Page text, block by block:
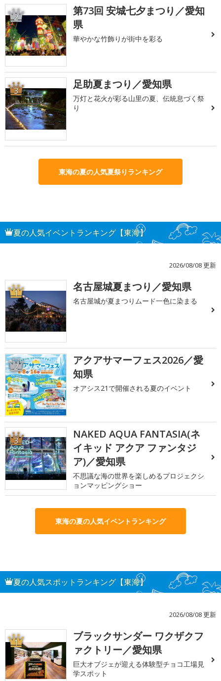
2
第73回 安城七夕まつり／愛知
県
華やかな竹飾りが街中を彩る
3 足助夏まつり／愛知県
万灯と花火が彩る山里の夏、伝統息づく祭
り
東海の夏の人気夏祭りランキング
夏の人気イベントランキング【東海】
2026/08/08 更新
1 名古屋城夏まつり／愛知県
名古屋城が夏まつりムード一色に染まる
2
アクアサマーフェス2026／愛
知県
オアシス21で開催される夏のイベント
3
NAKED AQUA FANTASIA(ネ
イキッド アクア ファンタジ
ア)／愛知県
不思議な海の世界を楽しめるプロジェクシ
ョンマッピングショー
東海の夏の人気イベントランキング
夏の人気スポットランキング【東海】
2026/08/08 更新
1
ブラックサンダー ワクザクフ
ァクトリー／愛知県
巨大オブジェが迎える体験型チョコ工場見
学スポット